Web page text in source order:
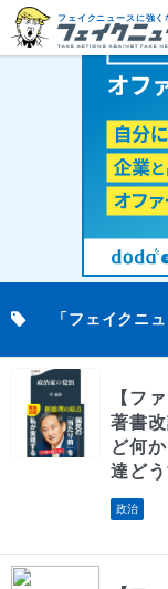
フェイクニュースに強
「フェイクニ
【フ
著書
ど何
達どう
政治